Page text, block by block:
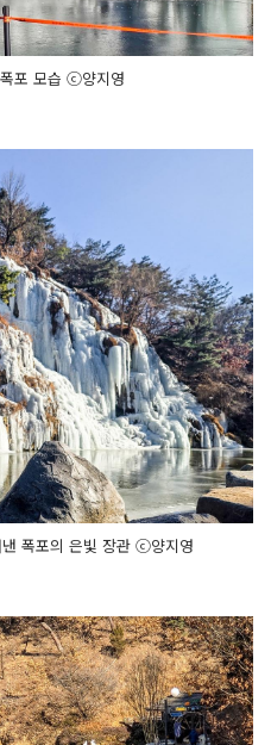
포 모습 ⓒ양지영
폭포의 은빛 장관 ⓒ양지영